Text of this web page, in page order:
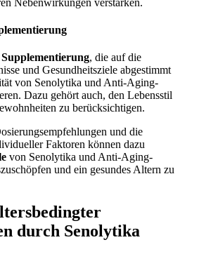
Nebenwirkungen verstärken.
, die auf die
und Gesundheitsziele abgestimmt
von Senolytika und Anti-Aging-
Dazu gehört auch, den Lebensstil
zu berücksichtigen.
und die
Faktoren können dazu
von Senolytika und Anti-Aging-
und ein gesundes Altern zu
durch Senolytika